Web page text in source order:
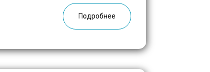
Подробнее